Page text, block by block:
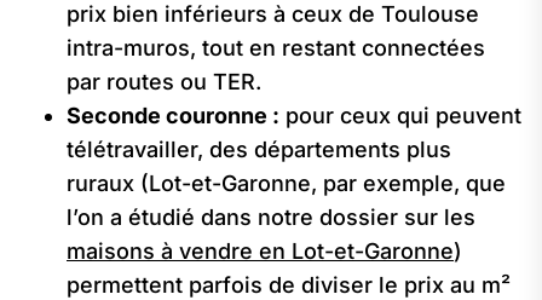
prix bien inférieurs à ceux de Toulouse
intra-muros, tout en restant connectées
par routes ou TER.
Seconde couronne : pour ceux qui peuvent
télétravailler, des départements plus
ruraux (Lot-et-Garonne, par exemple, que
l’on a étudié dans notre dossier sur les
maisons à vendre en Lot-et-Garonne)
permettent parfois de diviser le prix au m²